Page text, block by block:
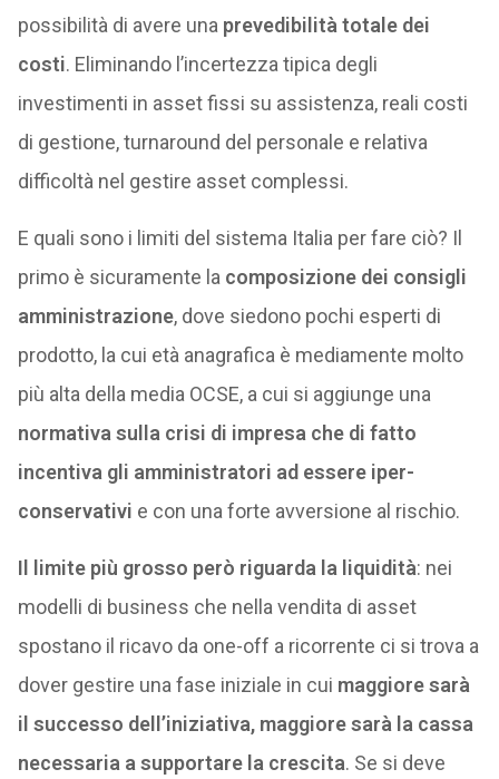
possibilità di avere una prevedibilità totale dei
costi. Eliminando l’incertezza tipica degli
investimenti in asset fissi su assistenza, reali costi
di gestione, turnaround del personale e relativa
difficoltà nel gestire asset complessi.
E quali sono i limiti del sistema Italia per fare ciò? Il
primo è sicuramente la composizione dei consigli
amministrazione, dove siedono pochi esperti di
prodotto, la cui età anagrafica è mediamente molto
più alta della media OCSE, a cui si aggiunge una
normativa sulla crisi di impresa che di fatto
incentiva gli amministratori ad essere iper-
conservativi e con una forte avversione al rischio.
Il limite più grosso però riguarda la liquidità: nei
modelli di business che nella vendita di asset
spostano il ricavo da one-off a ricorrente ci si trova a
dover gestire una fase iniziale in cui maggiore sarà
il successo dell’iniziativa, maggiore sarà la cassa
necessaria a supportare la crescita. Se si deve